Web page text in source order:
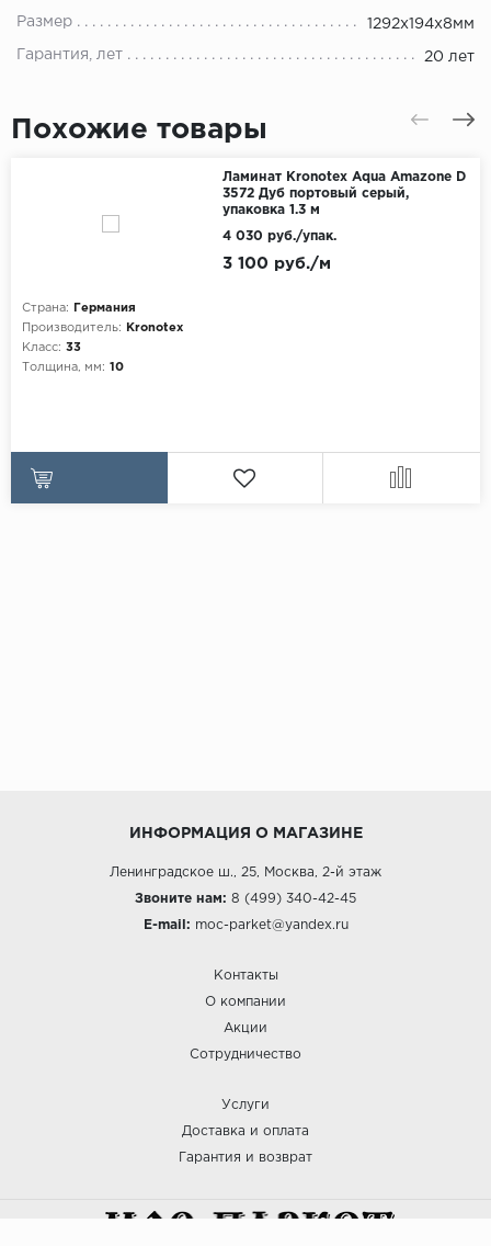
Размер 1292х194х8мм
Гарантия, лет 20 лет
Похожие товары
Ламинат Kronotex Aqua Amazone D
3572 Дуб портовый серый,
упаковка 1.3 м
Страна:
Германия
Производитель:
Kronotex
Класс: 33
Толщина, мм: 10
3 100 руб./м
4 030 руб./упак.
ИНФОРМАЦИЯ О МАГАЗИНЕ
Ленинградское ш., 25, Москва, 2-й этаж
Звоните нам: 8 (499) 340-42-45
E-mail: moc-parket@yandex.ru
Контакты
О компании
Акции
Сотрудничество
Услуги
Доставка и оплата
Гарантия и возврат